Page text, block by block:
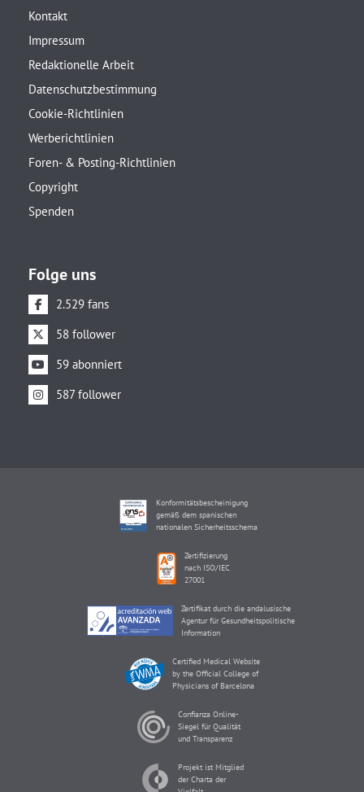
Kontakt
Impressum
Redaktionelle Arbeit
Datenschutzbestimmung
Cookie-Richtlinien
Werberichtlinien
Foren- & Posting-Richtlinien
Copyright
Spenden
Folge uns
2.529 fans
58 follower
59 abonniert
587 follower
Konformitätsbescheinigung
gemäß dem spanischen
nationalen Sicherheitsschema
Zertifizierung
nach ISO/IEC
27001
Zertifikat durch die andalusische
Agentur für Gesundheitspolitische
Information
Certified Medical Website
by the Official College of
Physicians of Barcelona
Confianza Online-
Siegel für Qualität
und Transparenz
Projekt ist Mitglied
der Charta der